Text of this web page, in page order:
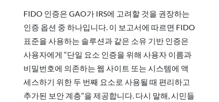
FIDO 인증은 GAO가 IRS에 고려할 것을 권장하는
인증 옵션 중 하나입니다. 이 보고서에 따르면 FIDO
표준을 사용하는 솔루션과 같은 소유 기반 인증은
사용자에게 “단일 요소 인증을 위해 사용자 이름과
비밀번호에 의존하는 웹 사이트 또는 시스템에 액
세스하기 위한 두 번째 요소로 사용될 때 편리하고
추가된 보안 계층”을 제공합니다. 다시 말해, 시민들